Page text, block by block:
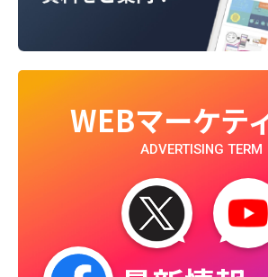
WEBマーケテ
ADVERTISING TERM